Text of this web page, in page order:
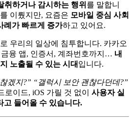
취하거나 감시하는 행위 를 말합니
이뤘지만, 요즘은 모바일 중심 사회
례가 빠르게 증가하고 있어요.
우리의 일상에 침투합니다. 카카오
금융 앱, 인증서, 계좌번호까지… 내
노출될 수 있는 시대 입니다.
겠지?” “갤럭시 보안 괜찮다던데?”
로이드, iOS 가릴 것 없이사용자 실
고 들어올 수 있습니다.